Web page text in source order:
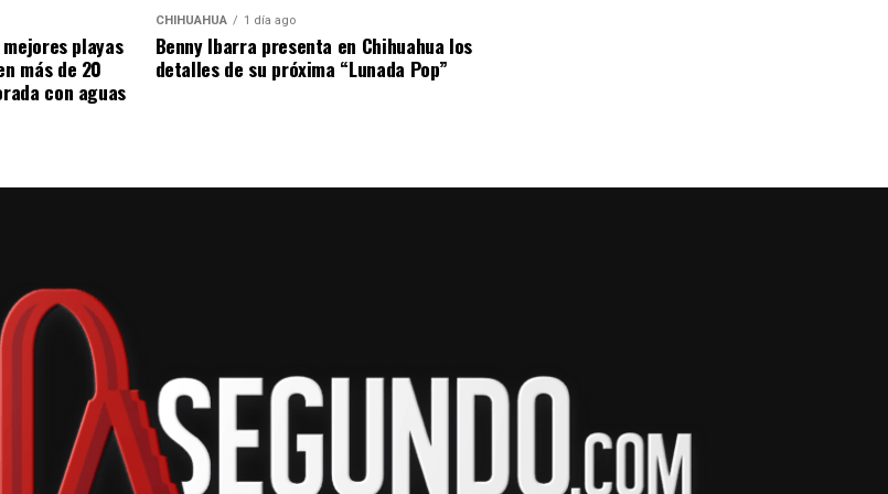
del fuego y evitar que las llamas
alrededor de 350 mil neumáticos,
con las autoridades encargadas de
y fincar responsabilidades, al
continúan debido a las
playas
más de 20
con aguas
CHIHUAHUA 1 día ago
Benny Ibarra presenta en Chihuahua los
detalles de su próxima “Lunada Pop”